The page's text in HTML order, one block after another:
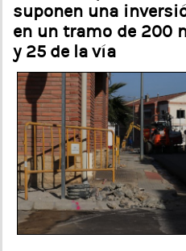
suponen una
en un tramo de 200
y 25 de la vía